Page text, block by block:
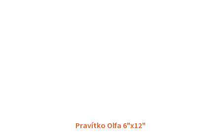
Pravítko Olfa 6"x12"